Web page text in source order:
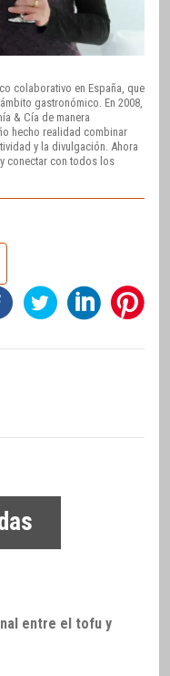
colaborativo en España, que
gastronómico. En 2008,
& Cía de manera
hecho realidad combinar
y la divulgación. Ahora
conectar con todos los
entre el tofu y